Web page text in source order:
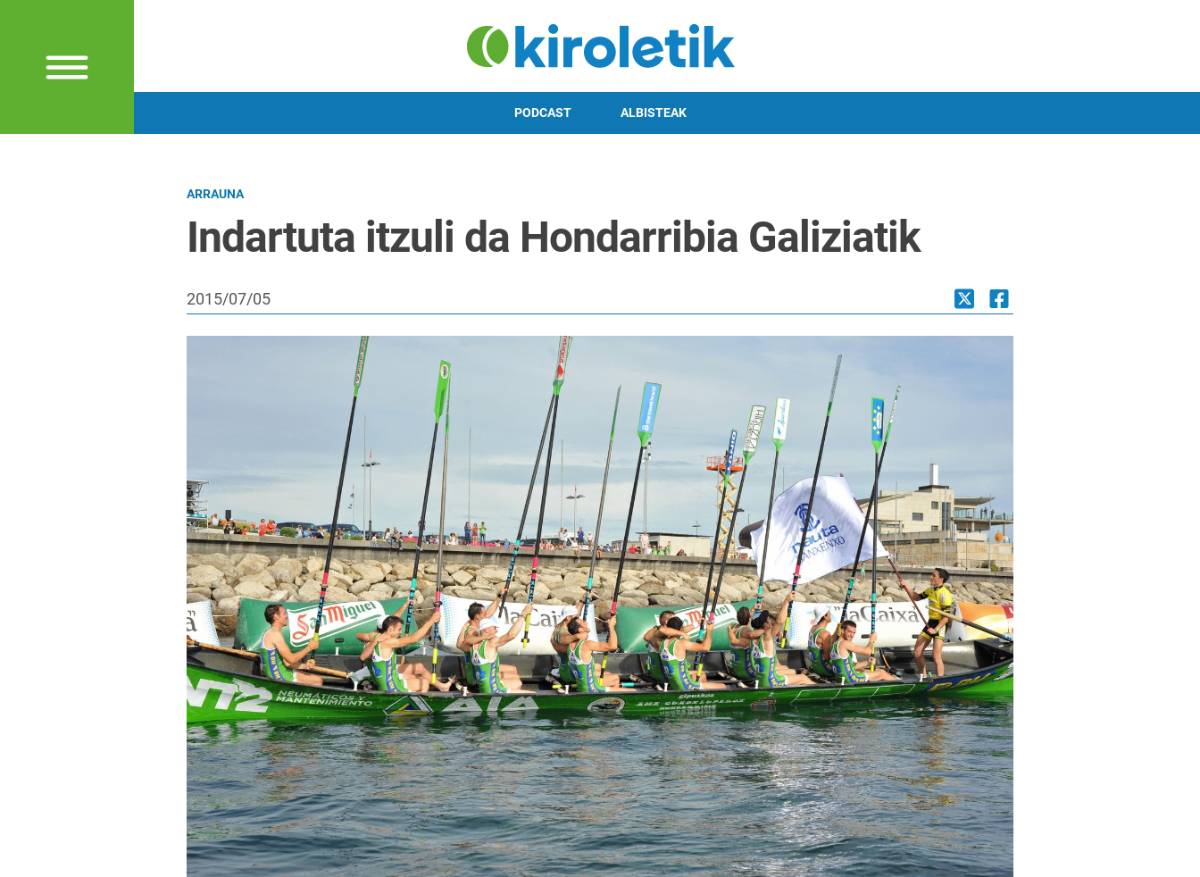
PODCAST ALBISTEAK
ARRAUNA
Indartuta itzuli da Hondarribia Galiziatik
2015/07/05